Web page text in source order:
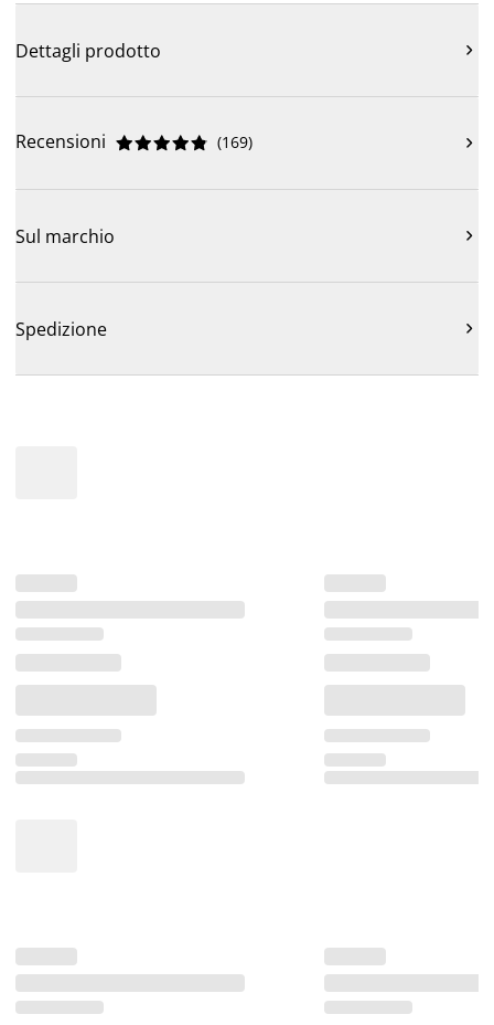
Dettagli prodotto 
Recensioni 




 (169) 
Sul marchio 
Spedizione 